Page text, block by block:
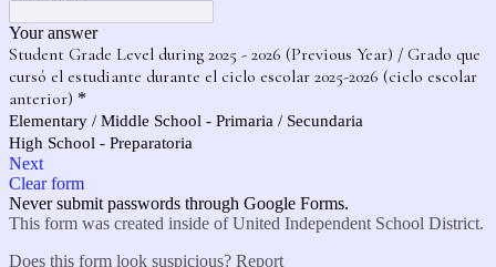
Your answer
Student Grade Level during 2025 - 2026 (Previous Year) / Grado que
cursó el estudiante durante el ciclo escolar 2025-2026 (ciclo escolar
anterior) *
Elementary / Middle School - Primaria / Secundaria
High School - Preparatoria
Next
Clear form
Never submit passwords through Google Forms.
This form was created inside of United Independent School District.
Does this form look suspicious? Report